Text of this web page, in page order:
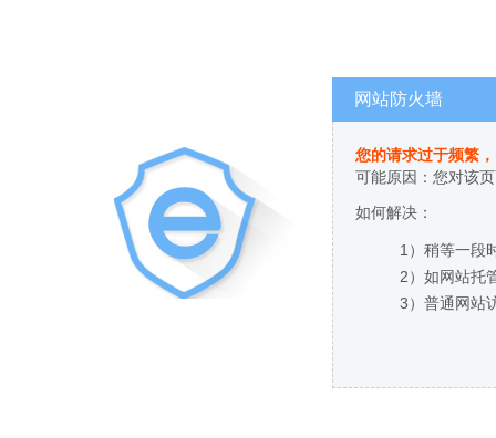
网站防火墙
您的请求过于频繁
可能原因：您对该
如何解决：
1）稍等一段
2）如网站托
3）普通网站